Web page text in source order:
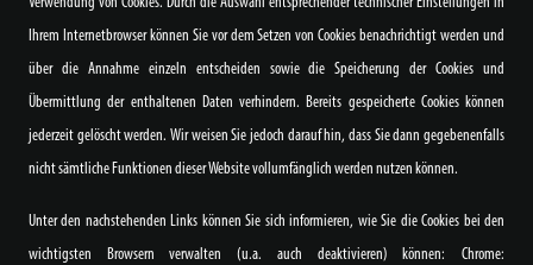
Ihrem Internetbrowser können Sie vor dem Setzen von Cookies benachrichtigt werden und
über die Annahme einzeln entscheiden sowie die Speicherung der Cookies und
Übermittlung der enthaltenen Daten verhindern. Bereits gespeicherte Cookies können
jederzeit gelöscht werden. Wir weisen Sie jedoch darauf hin, dass Sie dann gegebenenfalls
nicht sämtliche Funktionen dieser Website vollumfänglich werden nutzen können.
Unter den nachstehenden Links können Sie sich informieren, wie Sie die Cookies bei den
wichtigsten Browsern verwalten (u.a. auch deaktivieren) können:
Chrome: